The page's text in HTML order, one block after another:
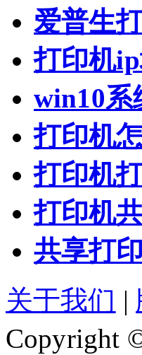
爱普生
打印机
win10系
打印机
打印机
打印机
共享打
关于我们 |
Copyright